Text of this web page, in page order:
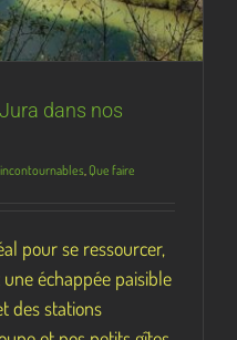
dans nos
Que faire
pour se ressourcer,
échappée paisible
des stations